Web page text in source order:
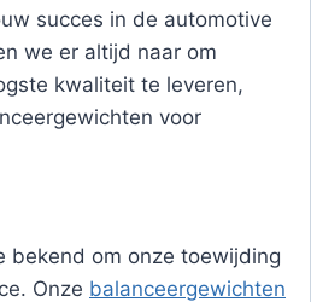
succes in de automotive
we er altijd naar om
kwaliteit te leveren,
voor
bekend om onze toewijding
Onze balanceergewichten